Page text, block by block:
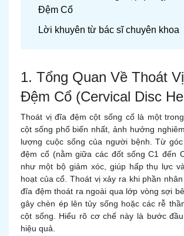
Đệm Cổ
Lời khuyên từ bác sĩ chuyên khoa
1. Tổng Quan Về Thoát
Đệm Cổ (Cervical Disc
Thoát vị đĩa đệm cột sống cổ là một
cột sống phổ biến nhất, ảnh hưởng
lượng cuộc sống của người bệnh. Từ
đệm cổ (nằm giữa các đốt sống C1 đến
như một bộ giảm xóc, giúp hấp thụ lực
hoạt của cổ. Thoát vị xảy ra khi phần
đĩa đệm thoát ra ngoài qua lớp vòng sợi
gây chèn ép lên tủy sống hoặc các rễ
cột sống. Hiểu rõ cơ chế này là bước
hiệu quả.